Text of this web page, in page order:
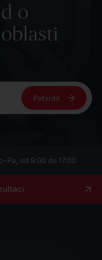
o
Potvrdit
od 9:00 do 17:00